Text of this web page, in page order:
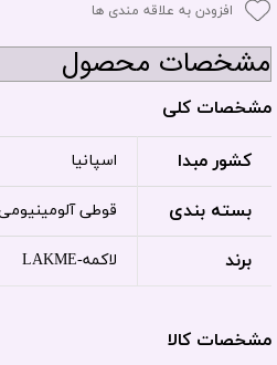
افزودن به علاقه مندی ها
مشخصات محصول
مشخصات کلی
کشور مبدا اسپانیا
بسته بندی قوطی
برند لاکمه-LAKME
مشخصات کالا